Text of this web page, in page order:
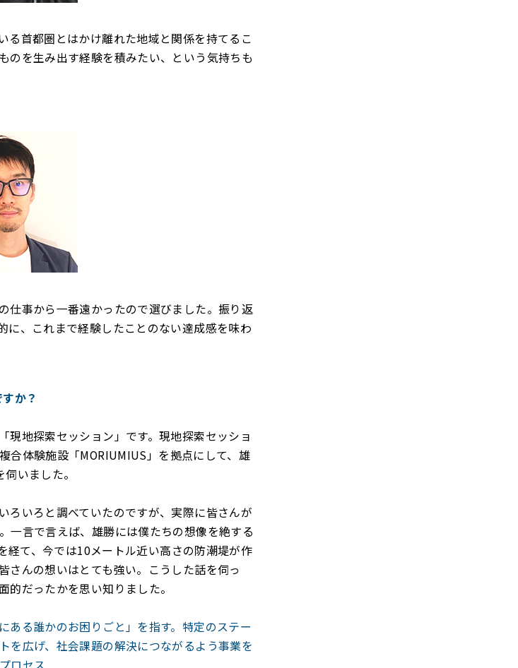
る首都圏とはかけ離れた地域と関係を持てるこ
のを生み出す経験を積みたい、という気持ちも
仕事から一番遠かったので選びました。振り返
に、これまで経験したことのない達成感を味わ
か？
現地探索セッション」です。現地探索セッショ
合体験施設「MORIUMIUS」を拠点にして、雄
いました。
いろと調べていたのですが、実際に皆さんが
一言で言えば、雄勝には僕たちの想像を絶する
経て、今では10メートル近い高さの防潮堤が作
さんの想いはとても強い。こうした話を伺っ
だったかを思い知りました。
る誰かのお困りごと」を指す。特定のステー
を広げ、社会課題の解決につながるよう事業を